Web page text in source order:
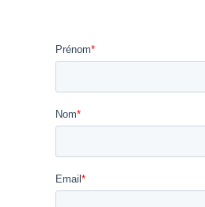
Prénom*
Nom*
Email*